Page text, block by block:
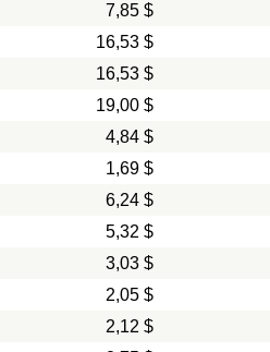
7,85 $
16,53 $
16,53 $
19,00 $
4,84 $
1,69 $
6,24 $
5,32 $
3,03 $
2,05 $
2,12 $